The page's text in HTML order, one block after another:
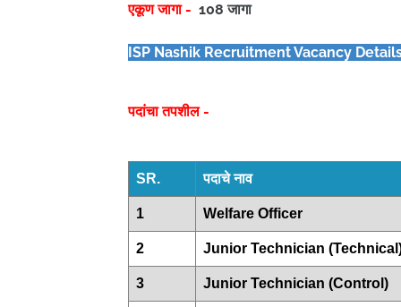
एकूण जागा - 108 जागा
ISP Nashik Recruitment Vacancy
पदांचा तपशील -
SR. पदाचे नाव
1 Welfare Officer
2 Junior Technician
3 Junior Technician (Control)